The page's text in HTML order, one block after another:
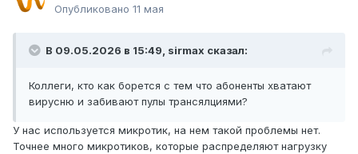
Опубликовано 11 мая
В 09.05.2026 в 15:49, sirmax сказал:
Коллеги, кто как борется с тем что абоненты хватают
вирусню и забивают пулы трансялциями?
У нас используется микротик, на нем такой проблемы нет.
Точнее много микротиков, которые распределяют нагрузку